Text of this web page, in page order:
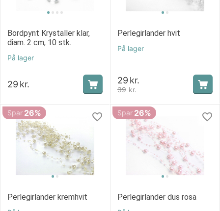
Bordpynt Krystaller klar,
diam. 2 cm, 10 stk.
På lager
29 kr.
Perlegirlander hvit
På lager
39 kr.
29 kr.
Spar 26%
Perlegirlander kremhvit
Spar 26%
Perlegirlander dus rosa